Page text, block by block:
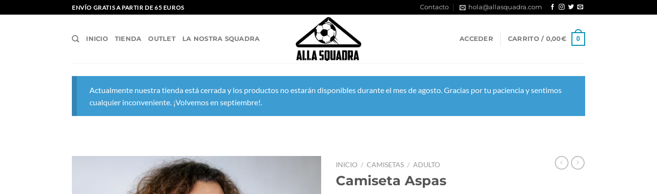
al
ENVÍO GRATIS A PARTIR DE 65 EUROS Contacto hola@allasquadra.com
INICIO TIENDA OUTLET LA NOSTRA SQUADRA ACCEDER CARRITO / 0,00€ 0
Actualmente nuestra tienda está cerrada y los productos no estarán disponibles durante el mes de agosto. Gracias por tu paciencia y sentimos
cualquier inconveniente. ¡Volvemos en septiembre!.
INICIO / CAMISETAS / ADULTO
Camiseta Aspas